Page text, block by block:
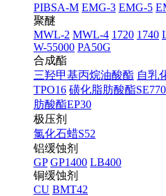
PIBSA-M EMG-3 EMG-5
聚醚
MWL-2 MWL-4 1720 1740
W-55000 PA50G
合成酯
三羟甲基丙烷油酸酯 自乳
TPO16 磺化脂肪酸酯SE770
肪酸酯EP30
极压剂
氯化石蜡S52
铝缓蚀剂
GP GP1400 LB400
铜缓蚀剂
CU BMT42